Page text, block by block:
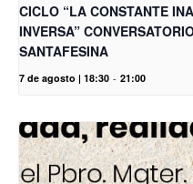
CICLO “LA CONSTANTE
INVERSA”
SANTAFESINA
7 de agosto | 18:30 - 21:00